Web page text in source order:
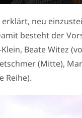
neu
besteht der
Beate Witez
(Mitte),
Reihe).